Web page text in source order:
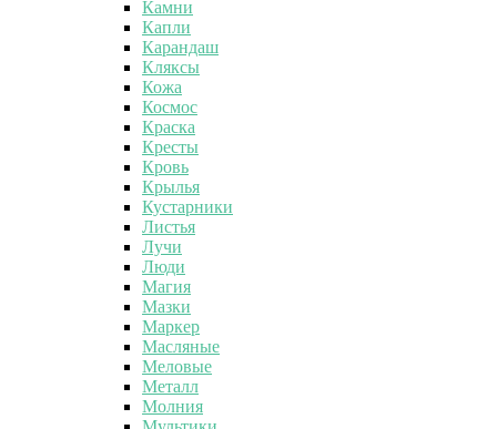
Камни
Капли
Карандаш
Кляксы
Кожа
Космос
Краска
Кресты
Кровь
Крылья
Кустарники
Листья
Лучи
Люди
Магия
Мазки
Маркер
Масляные
Меловые
Металл
Молния